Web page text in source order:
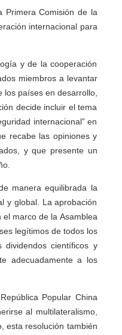
Primera Comisión de la
internacional para
y de la cooperación
miembros a levantar
países en desarrollo,
decide incluir el tema
internacional” en
recabe las opiniones y
y que presente un
manera equilibrada la
y global. La aprobación
marco de la Asamblea
legítimos de todos los
científicos y
adecuadamente a los
Popular China
al multilateralismo,
esta resolución también